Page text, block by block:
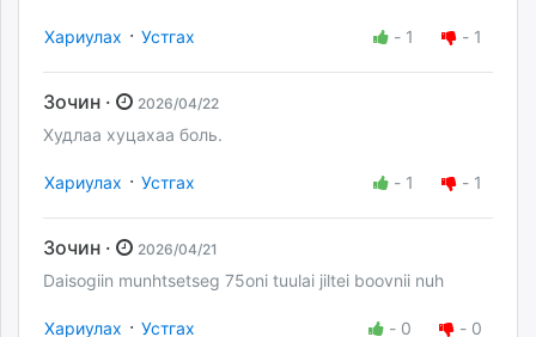
Хариулах · Устгах - 1 - 1
Зочин · 2026/04/22
Худлаа хуцахаа боль.
Хариулах · Устгах - 1 - 1
Зочин · 2026/04/21
Daisogiin munhtsetseg 75oni tuulai jiltei boovnii nuh
Хариулах · Устгах - 0 - 0